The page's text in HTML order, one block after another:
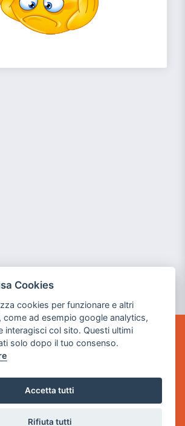
3
Brescia
Cookies
cookies per funzionare e altri
come ad esempio google analytics,
interagisci col sito. Questi ultimi
solo dopo il tuo consenso.
Accetta tutti
Rifiuta tutti